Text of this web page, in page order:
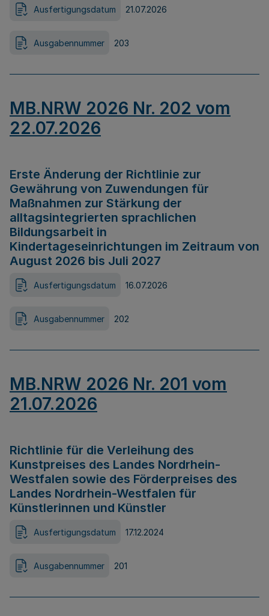
Ausfertigungsdatum 21.07.2026
Ausgabennummer 203
MB.NRW 2026 Nr. 202 vom
22.07.2026
Erste Änderung der Richtlinie zur
Gewährung von Zuwendungen für
Maßnahmen zur Stärkung der
alltagsintegrierten sprachlichen
Bildungsarbeit in
Kindertageseinrichtungen im Zeitraum von
August 2026 bis Juli 2027
Ausfertigungsdatum 16.07.2026
Ausgabennummer 202
MB.NRW 2026 Nr. 201 vom
21.07.2026
Richtlinie für die Verleihung des
Kunstpreises des Landes Nordrhein-
Westfalen sowie des Förderpreises des
Landes Nordrhein-Westfalen für
Künstlerinnen und Künstler
Ausfertigungsdatum 17.12.2024
Ausgabennummer 201